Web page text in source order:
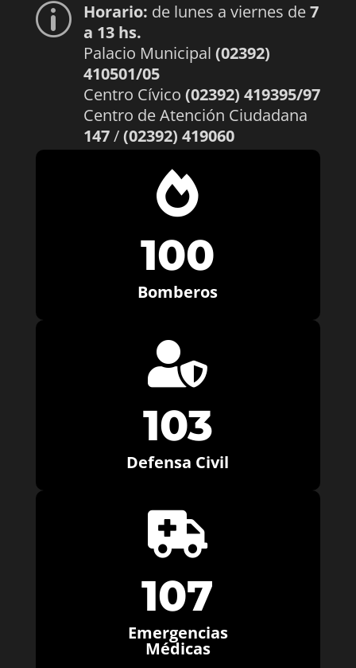
p Horario: de lunes a viernes de7
a 13 hs.
Palacio Municipal (02392)
410501/05
Centro Cívico (02392) 419395/97
Centro de Atención Ciudadana
147/(02392) 419060

100
Bomberos

103
Defensa Civil

107
Emergencias
Médicas